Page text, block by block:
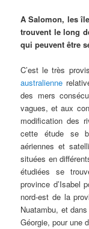
A Salomon, les
trouvent le long
qui peuvent être
C’est le très
australienne
des mers
vagues, et aux
modification des
cette étude se
aériennes et
situées en
étudiées se
province d’Isabel
nord-est de la
Nuatambu, et
Géorgie, pour une